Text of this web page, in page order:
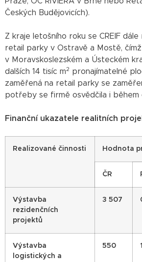
Českých Budějovicích).
Z kraje letošního roku se CREIF
retail parky v Ostravě a Mostě,
v Moravskoslezském a Ústeckém
dalších 14 tisíc m2 pronajímatelné
zaměřená na retail parky se
potřeby se firmě osvědčila i během
Finanční ukazatele realitních
Realizované činnosti Hodnota
ČR
Výstavba
rezidenčních
projektů
3 507
Výstavba
logistických a
550